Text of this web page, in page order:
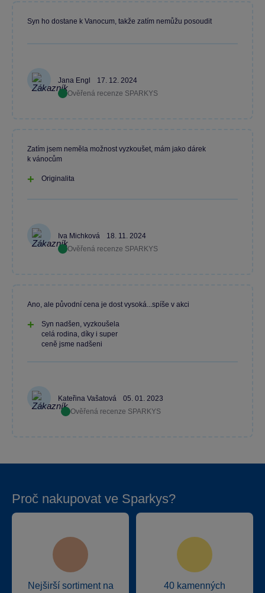
Jana Engl
17. 12. 2024
Ověřená recenze SPARKYS
Syn ho dostane k Vanocum, takže zatím nemůžu posoudit
Iva Michková
18. 11. 2024
Ověřená recenze SPARKYS
Zatím jsem neměla možnost vyzkoušet, mám jako dárek
k vánocům
Originalita
Kateřina Vašatová
05. 01. 2023
Ověřená recenze SPARKYS
Ano, ale původní cena je dost vysoká...spíše v akci
Syn nadšen, vyzkoušela
celá rodina, díky i super
ceně jsme nadšeni
Proč nakupovat ve Sparkys?
Nejširší sortiment na
40 kamenných